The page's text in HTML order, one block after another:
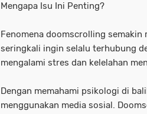
Mengapa Isu Ini Penting?
Fenomena doomscrolling semakin
seringkali ingin selalu terhubung
mengalami stres dan kelelahan
Dengan memahami psikologi di
menggunakan media sosial.